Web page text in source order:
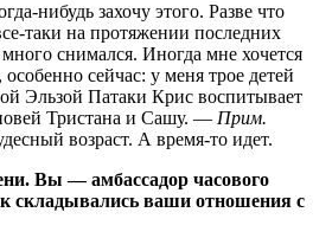
нибудь за­хочу этого. Разве что
таки на протяжении послед­них
сни­мался. Иногда мне хочется
сейчас: у меня трое детей
Эльзой Патаки Крис воспитывает
Тристана и Са­шу. — Прим.
возраст. А время-то идет.
Вы — амбассадор часового
складывались ваши отношения с